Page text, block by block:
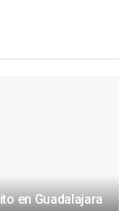
en Guadalajara